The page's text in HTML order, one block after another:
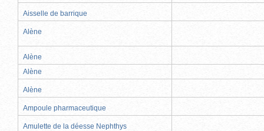
Aisselle de barrique
Alène
Alène
Alène
Alène
Ampoule pharmaceutique
Amulette de la déesse Nephthys